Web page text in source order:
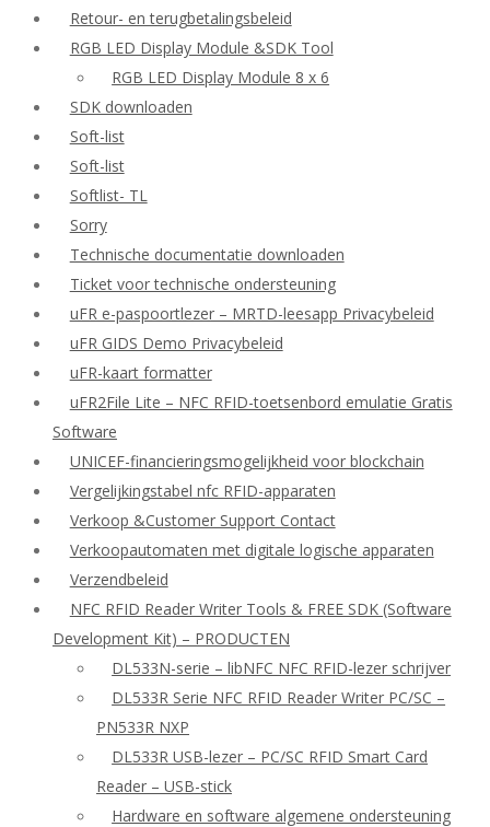
Retour- en terugbetalingsbeleid
RGB LED Display Module &SDK Tool
RGB LED Display Module 8 x 6
SDK downloaden
Soft-list
Soft-list
Softlist- TL
Sorry
Technische documentatie downloaden
Ticket voor technische ondersteuning
uFR e-paspoortlezer – MRTD-leesapp Privacybeleid
uFR GIDS Demo Privacybeleid
uFR-kaart formatter
uFR2File Lite – NFC RFID-toetsenbord emulatie Gratis
Software
UNICEF-financieringsmogelijkheid voor blockchain
Vergelijkingstabel nfc RFID-apparaten
Verkoop &Customer Support Contact
Verkoopautomaten met digitale logische apparaten
Verzendbeleid
NFC RFID Reader Writer Tools & FREE SDK (Software
Development Kit) – PRODUCTEN
DL533N-serie – libNFC NFC RFID-lezer schrijver
DL533R Serie NFC RFID Reader Writer PC/SC –
PN533R NXP
DL533R USB-lezer – PC/SC RFID Smart Card
Reader – USB-stick
Hardware en software algemene ondersteuning